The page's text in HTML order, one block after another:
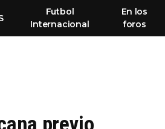
Futbol
Internacional
En los
foros